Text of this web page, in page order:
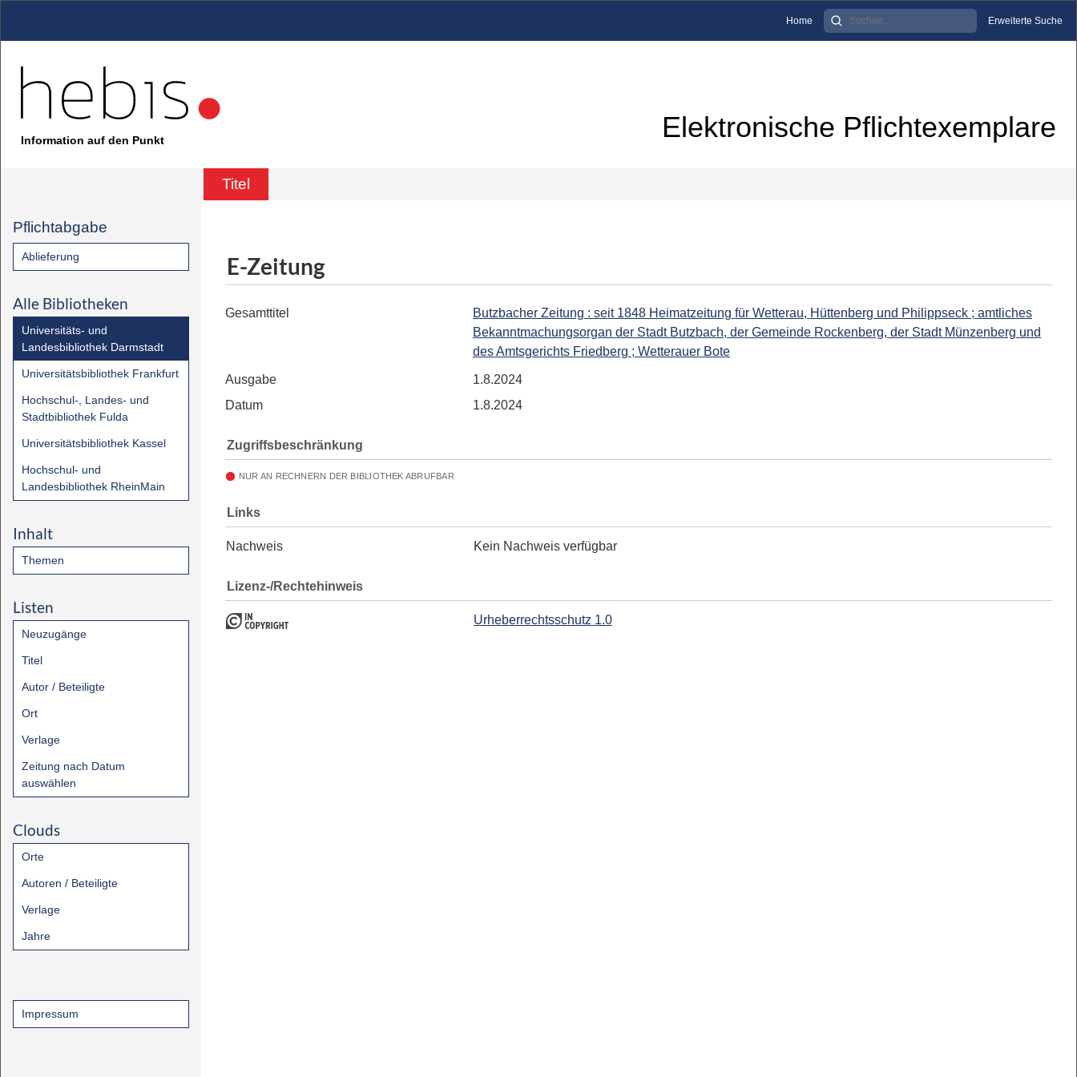
Home Erweiterte Suche
Information auf den Punkt Elektronische Pflichtexemplare
Titel
Pflichtabgabe
Ablieferung
Alle Bibliotheken
Universitäts- und
Landesbibliothek Darmstadt
Universitätsbibliothek Frankfurt
Hochschul-, Landes- und
Stadtbibliothek Fulda
Universitätsbibliothek Kassel
Hochschul- und
Landesbibliothek RheinMain
Inhalt
Themen
Listen
Neuzugänge
Titel
Autor / Beteiligte
Ort
Verlage
Zeitung nach Datum
auswählen
Clouds
Orte
Autoren / Beteiligte
Verlage
Jahre
Impressum
E-Zeitung
Gesamttitel
Butzbacher Zeitung : seit 1848 Heimatzeitung für Wetterau, Hüttenberg und Philippseck ; amtliches
Bekanntmachungsorgan der Stadt Butzbach, der Gemeinde Rockenberg, der Stadt Münzenberg und
des Amtsgerichts Friedberg ; Wetterauer Bote
Ausgabe
1.8.2024
Datum
1.8.2024
Zugriffsbeschränkung
NUR AN RECHNERN DER BIBLIOTHEK ABRUFBAR
Links
Nachweis Kein Nachweis verfügbar
Lizenz-/Rechtehinweis
Urheberrechtsschutz 1.0